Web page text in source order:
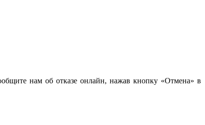
нам об отказе онлайн, нажав кнопку «Отмена» в